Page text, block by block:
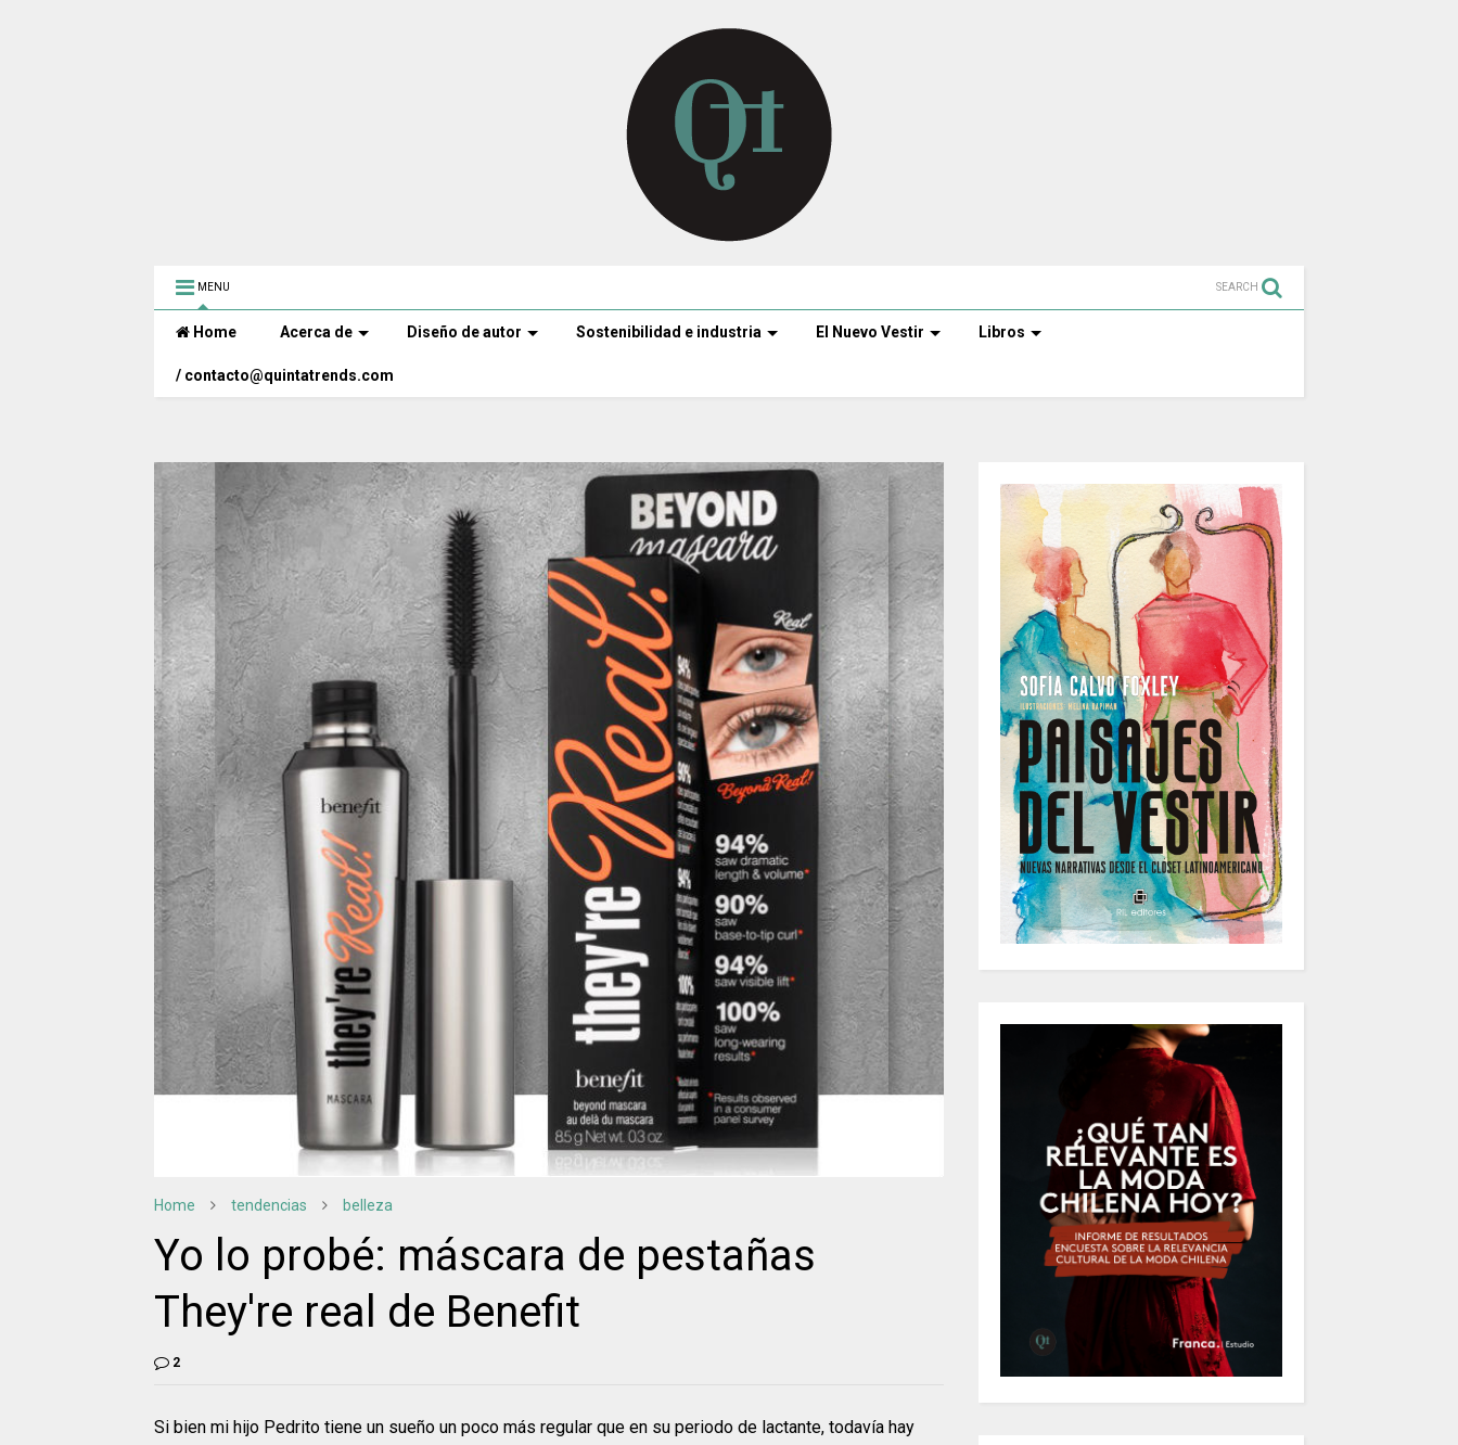
MENU SEARCH
Home Acerca de Diseño de autor Sostenibilidad e industria El Nuevo Vestir Libros
/ contacto@quintatrends.com
Home tendencias belleza
Yo lo probé: máscara de pestañas
They're real de Benefit
2
Si bien mi hijo Pedrito tiene un sueño un poco más regular que en su periodo de lactante, todavía hay